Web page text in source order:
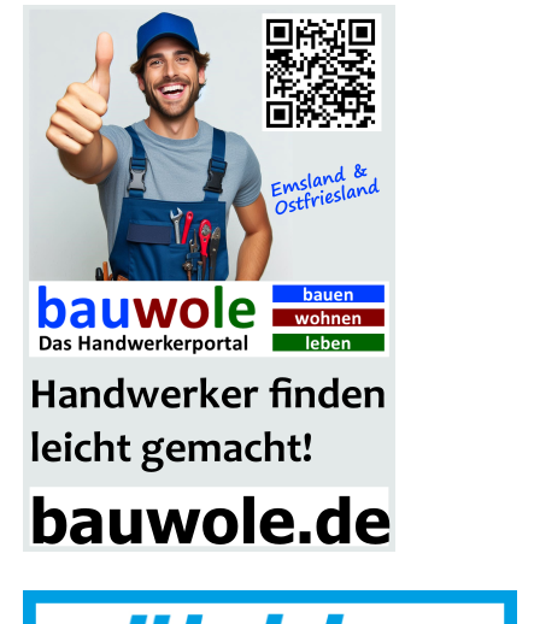
gung auf. Das Feu­er wird gleich­zei­tig im Innen- und
Außen­an­griff bekämpft, um den Brand mög­lichst schnell
unter Kon­trol­le zu brin­gen und ein Über­grei­fen auf
benach­bar­te Gebäu­de zu verhindern.
Höchs­te Kon­zen­tra­ti­on im
Einsatz
Ein Woh­nungs- oder Gebäu­de­brand mit Men­schen­le­ben
in Gefahr gehört zu den anspruchs­volls­ten Ein­sät­zen der
Feu­er­wehr. Jeder Hand­griff muss sit­zen, denn oft ent­
schei­den weni­ge Minu­ten über Leben und Tod. Des­halb
trai­nie­ren die Feu­er­weh­ren sol­che Ein­satz­la­gen regel­mä­
und rou­ti­niert aus­füh­ren kann.